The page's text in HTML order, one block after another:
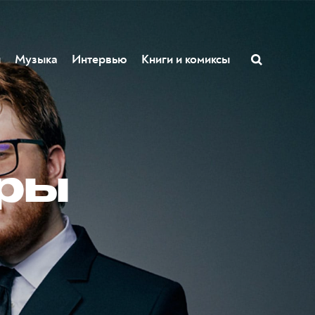
Музыка Интервью Книги и комиксы